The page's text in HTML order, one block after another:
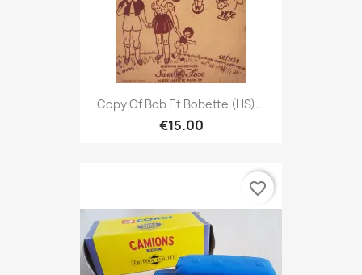
Copy Of Bob Et Bobette (HS)...
€15.00
favorite_border